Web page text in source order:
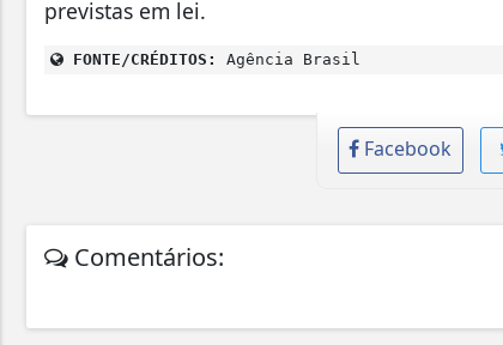
previstas em lei.
FONTE/CRÉDITOS: Agência Brasil
Facebook
Comentários: